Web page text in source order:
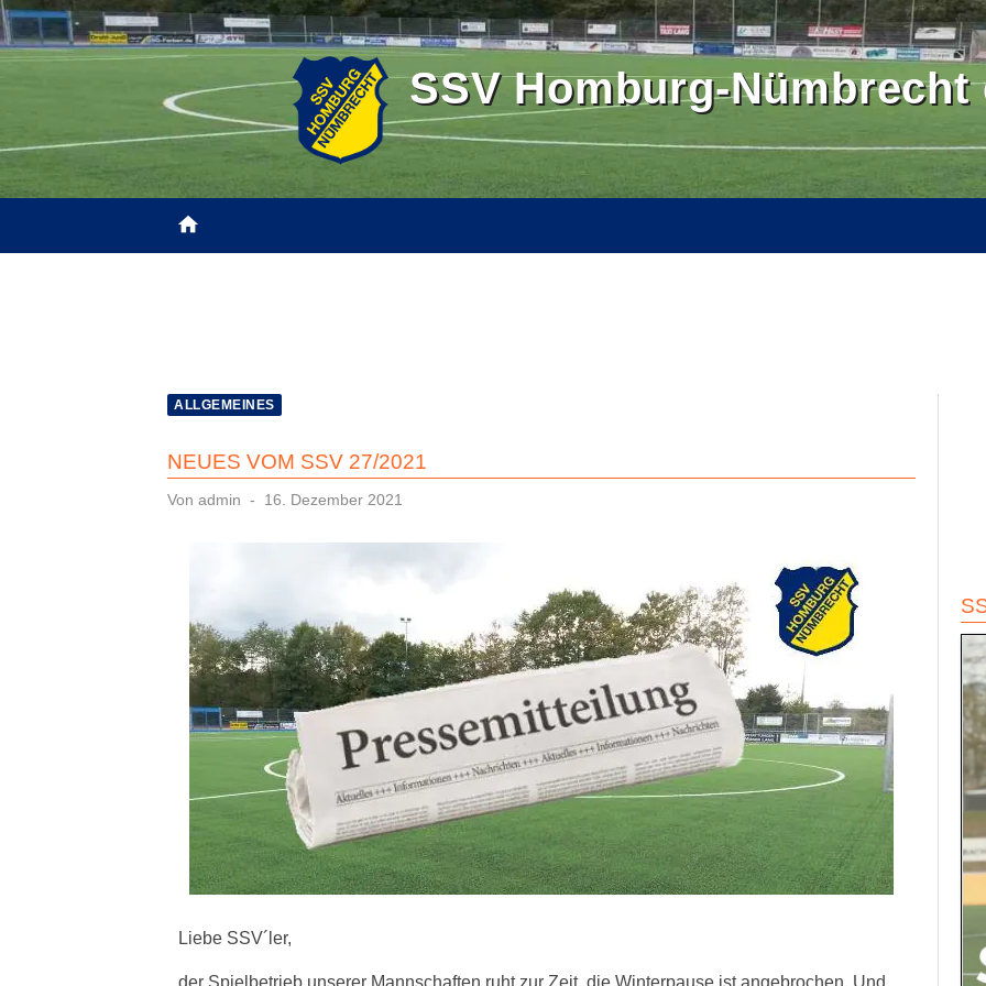
Zum
Inhalt
SSV Homburg-Nümbrecht
home
ALLGEMEINES
NEUES VOM SSV 27/2021
Von admin
Veröffentlicht
16. Dezember 2021
Liebe SSV´ler,
der Spielbetrieb unserer Mannschaften ruht zur Zeit, die Winterpause ist angebrochen. Und